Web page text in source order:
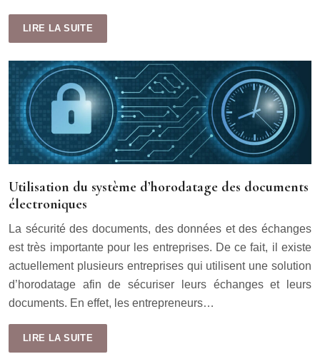
LIRE LA SUITE
Utilisation du système d’horodatage des documents
électroniques
La sécurité des documents, des données et des échanges
est très importante pour les entreprises. De ce fait, il existe
actuellement plusieurs entreprises qui utilisent une solution
d’horodatage afin de sécuriser leurs échanges et leurs
documents. En effet, les entrepreneurs…
LIRE LA SUITE